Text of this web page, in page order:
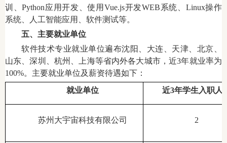
训、Python应用开发、使用Vue.js开发WEB系统、Linux操作
系统、人工智能应用、软件测试等。
五、主要就业单位
软件技术专业就业单位遍布沈阳、大连、天津、北京、
山东、深圳、杭州、上海等省内外各大城市，近3年就业率为
100%。主要就业单位及薪资待遇如下：
就业单位
近3年学生入职人
苏州大宇宙科技有限公司 2